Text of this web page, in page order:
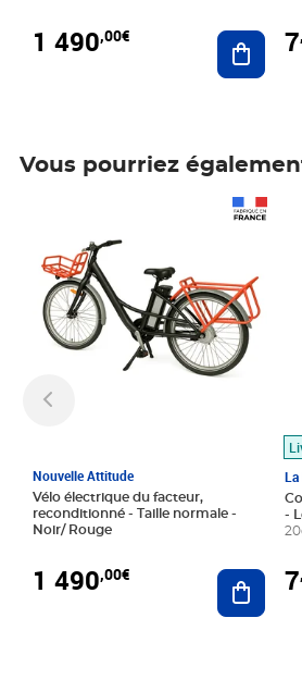
1 490,00€ 7
Vous pourriez
Nouvelle Attitude
Vélo électrique du facteur,
reconditionné - Taille normale -
Noir/ Rouge
1 490,00€
La
-
7